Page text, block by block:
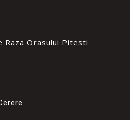
Orasului Pitesti